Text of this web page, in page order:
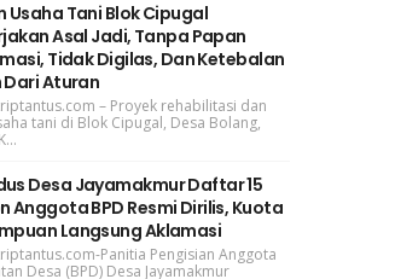
Usaha Tani Blok Cipugal
Asal Jadi, Tanpa Papan
Tidak Digilas, Dan Ketebalan
Dari Aturan
– Proyek rehabilitasi dan
tani di Blok Cipugal, Desa Bolang,
Desa Jayamakmur Daftar 15
Anggota BPD Resmi Dirilis, Kuota
Langsung Aklamasi
Panitia Pengisian Anggota
Desa (BPD) Desa Jayamakmur